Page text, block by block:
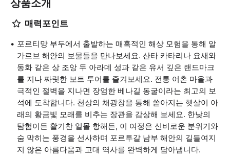
상품소개
매력포인트
포르티망 부두에서 출발하는 매혹적인 해상 모험을 통해 알
가르브 해안의 보물들을 만나보세요. 산타 카타리나 요새와
동화 같은 상 조앙 두 아라데 성과 같은 유서 깊은 랜드마크
를 지나 짜릿한 보트 투어를 즐겨보세요. 전통 어촌 마을과
극적인 절벽을 지나면 장엄한 베나길 동굴이라는 최고의 보
석에 도착합니다. 천상의 채광창을 통해 쏟아지는 햇살이 아
래의 황금빛 모래를 비추는 장관을 감상해 보세요. 한낮의
탐험이든 활기찬 일몰 항해든, 이 여정은 신비로운 분위기와
숨 막히는 풍경을 선사하며 포르투갈 남부 해안의 길들여지
지 않은 아름다움과 고대 역사를 완벽하게 담아냅니다.